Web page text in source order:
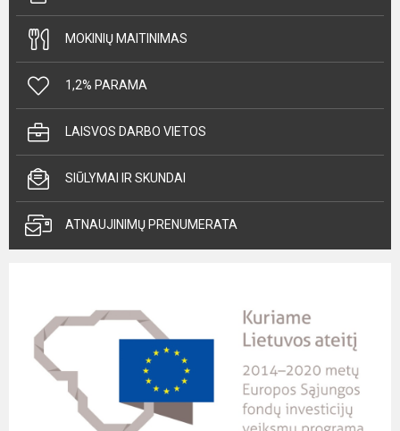
MOKINIŲ MAITINIMAS
1,2% PARAMA
LAISVOS DARBO VIETOS
SIŪLYMAI IR SKUNDAI
ATNAUJINIMŲ PRENUMERATA